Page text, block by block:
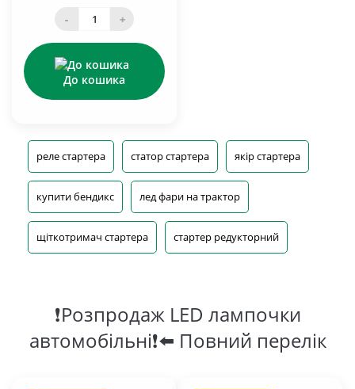
- +
До кошика
реле стартера статор стартера якір стартера
купити бендикс лед фари на трактор
щіткотримач стартера стартер редукторний
❗Розпродаж LED лампочки
автомобільні❗⬅️ Повний перелік